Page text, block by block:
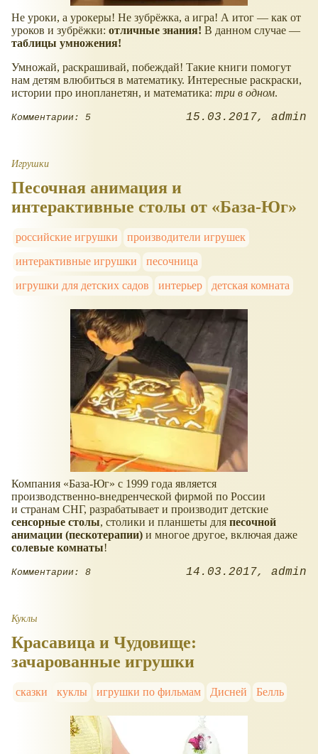
Не уроки, а урокеры! Не зубрёжка, а игра! А итог — как от
уроков и зубрёжки: отличные знания! В данном случае —
таблицы умножения!
Умножай, раскрашивай, побеждай! Такие книги помогут
нам детям влюбиться в математику. Интересные раскраски,
истории про инопланетян, и математика: три в одном.
Комментарии: 5 15.03.2017 admin
Игрушки
Песочная анимация и
интерактивные столы от «База-Юг»
российские игрушки
производители игрушек
интерактивные игрушки
песочница
игрушки для детских садов
интерьер детская комната
Компания «База-Юг» с 1999 года является
производственно-внедренческой фирмой по России
и странам СНГ, разрабатывает и производит детские
сенсорные столы, столики и планшеты для песочной
анимации (пескотерапии) и многое другое, включая даже
солевые комнаты!
Комментарии: 8 14.03.2017 admin
Куклы
Красавица и Чудовище:
зачарованные игрушки
сказки куклы игрушки по фильмам Дисней Белль